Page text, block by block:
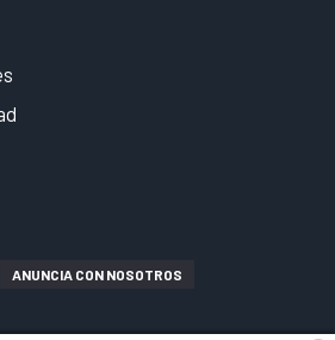
ANUNCIA CON NOSOTROS